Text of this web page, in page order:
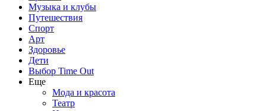
Музыка и клубы
Путешествия
Спорт
Арт
Здоровье
Дети
Выбор Time Out
Еще
Мода и красота
Театр